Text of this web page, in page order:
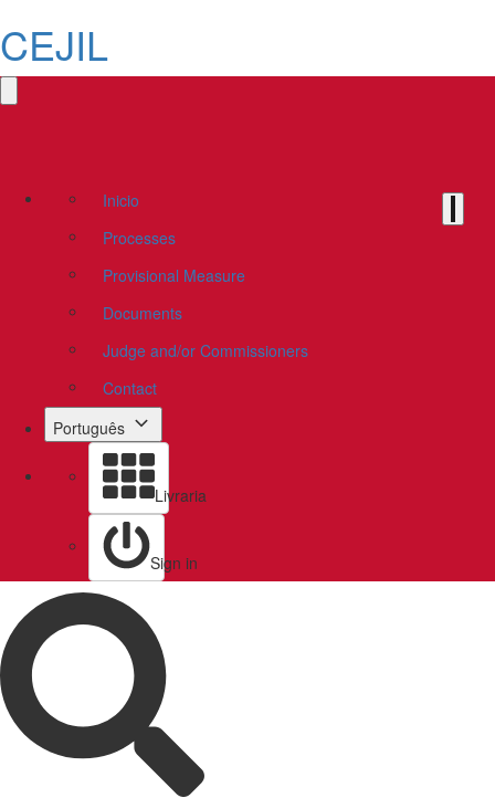
CEJIL
Inicio
Processes
Provisional Measure
Documents
Judge and/or Commissioners
Contact
Português
Livraria
Sign in